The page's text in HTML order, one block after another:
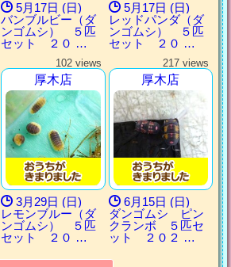
5月17日 (日)
バンブルビー（ダ
ンゴムシ） ５匹
セット ２０ …
5月17日 (日)
レッドパンダ（ダ
ンゴムシ） ５匹
セット ２０ …
102 views
厚木店
3月29日 (日)
レモンブルー（ダ
ンゴムシ） ５匹
セット ２０ …
217 views
厚木店
6月15日 (日)
ダンゴムシ ピン
クランボ ５匹セ
ット ２０２ …